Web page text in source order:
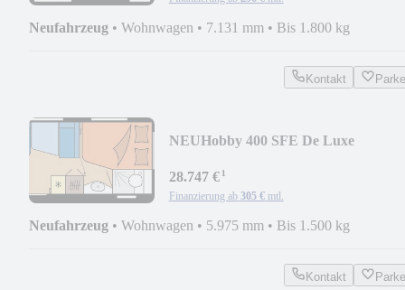
Neufahrzeug • Wohnwagen • 7.131 mm • Bis 1.800 kg
Kontakt
NEUHobby 400 SFE De Luxe
28.747 €¹
Finanzierung ab 305 € mtl.
Neufahrzeug • Wohnwagen • 5.975 mm • Bis 1.500 kg
Kontakt